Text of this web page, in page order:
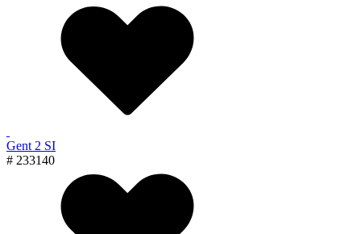
Gent 2 SI
# 233140